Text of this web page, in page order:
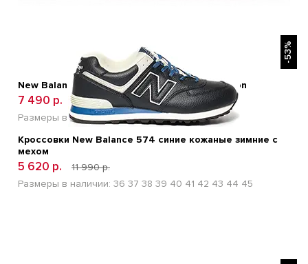
New Balance FuelCell RC Elite v2 London Edition
7 490 р.
18 990 р.
Размеры в наличии:41 42 43 44 45
-53%
Кроссовки New Balance 574 синие кожаные зимние с
мехом
5 620 р.
11 990 р.
Размеры в наличии: 36 37 38 39 40 41 42 43 44 45